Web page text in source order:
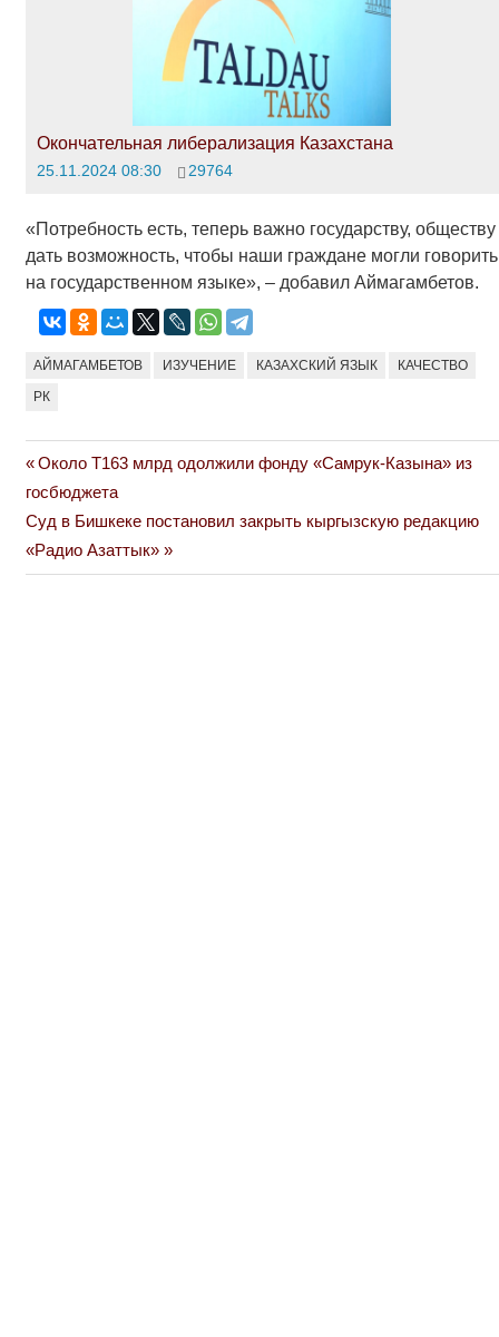
Окончательная либерализация Казахстана
25.11.2024 08:30 29764
«Потребность есть, теперь важно государству, обществу
дать возможность, чтобы наши граждане могли говорить
на государственном языке», – добавил Аймагамбетов.
АЙМАГАМБЕТОВ ИЗУЧЕНИЕ КАЗАХСКИЙ ЯЗЫК КАЧЕСТВО
РК
Навигация
по
записям
Previous
Post:
Около Т163 млрд одолжили фонду «Самрук-Казына» из
госбюджета
Next
Post:
Суд в Бишкеке постановил закрыть кыргызскую редакцию
«Радио Азаттык»